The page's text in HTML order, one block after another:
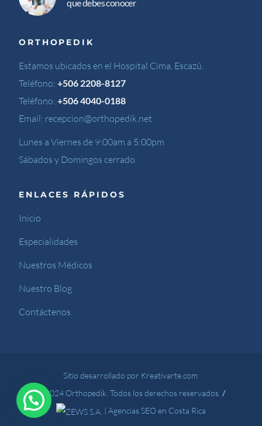
que debes conocer
ORTHOPEDIK
Estamos ubicados en el Hospital Cima, Escazú.
Teléfono:+506 2208-8127
Teléfono:+506 4040-0188
Email: recepcion@orthopedik.net
Lunes a Viernes de 9:00am a 5:00pm
Sábados y Domingos cerrado.
ENLACES RÁPIDOS
Inicio
Especialidades
Nuestros Médicos
Nuestro Blog
Contáctenos
Sitio desarrollado por Kreativarte.com
© 2024 Orthopedik. Todos los derechos reservados. /
Agencias SEO en Costa Rica